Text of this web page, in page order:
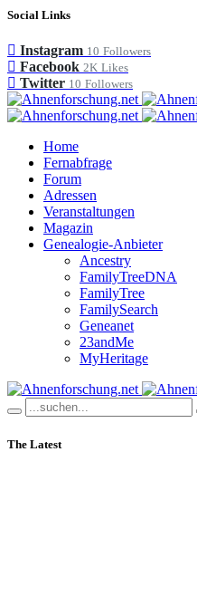
Social Links
Instagram 10 Followers
Facebook 2K Likes
Twitter 10 Followers
Home
Fernabfrage
Forum
Adressen
Veranstaltungen
Magazin
Genealogie-Anbieter
Ancestry
FamilyTreeDNA
FamilyTree
FamilySearch
Geneanet
23andMe
MyHeritage
The Latest